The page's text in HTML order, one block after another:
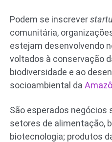
Podem se inscrever
comunitária,
estejam desenvolvendo
voltados à conservação
biodiversidade e ao
socioambiental da
São esperados negócios
setores de alimentação,
biotecnologia; produtos